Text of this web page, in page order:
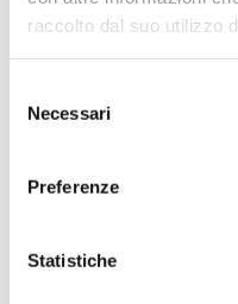
raccolto dal suo utilizzo
delNecessari
Preferenze
Statistiche
if the meta
INDIRIZZO